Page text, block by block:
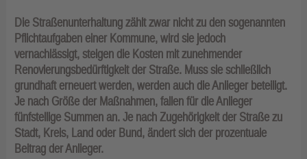
Die Straßenunterhaltung zählt zwar nicht zu den sogenannten
Pflichtaufgaben einer Kommune, wird sie jedoch
vernachlässigt, steigen die Kosten mit zunehmender
Renovierungsbedürftigkeit der Straße. Muss sie schließlich
grundhaft erneuert werden, werden auch die Anlieger beteiligt.
Je nach Größe der Maßnahmen, fallen für die Anlieger
fünfstellige Summen an. Je nach Zugehörigkeit der Straße zu
Stadt, Kreis, Land oder Bund, ändert sich der prozentuale
Beitrag der Anlieger.